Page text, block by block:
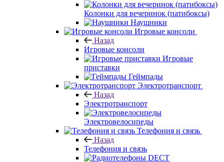
Колонки для вечеринок (патибоксы)
Наушники
Игровые консоли
Назад
Игровые консоли
Игровые
приставки
Геймпады
Электротранспорт
Назад
Электротранспорт
Электровелосипеды
Телефония и связь
Назад
Телефония и связь